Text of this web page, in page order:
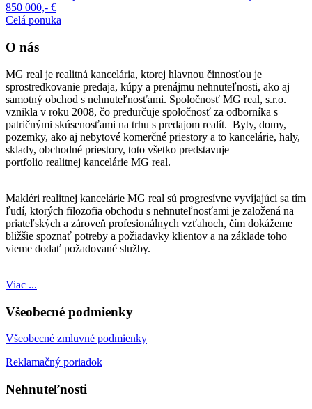
850 000,- €
Celá ponuka
O nás
MG real je realitná kancelária, ktorej hlavnou činnosťou je
sprostredkovanie predaja, kúpy a prenájmu nehnuteľnosti, ako aj
samotný obchod s nehnuteľnosťami. Spoločnosť MG real, s.r.o.
vznikla v roku 2008, čo predurčuje spoločnosť za odborníka s
patričnými skúsenosťami na trhu s predajom realít. Byty, domy,
pozemky, ako aj nebytové komerčné priestory a to kancelárie, haly,
sklady, obchodné priestory, toto všetko predstavuje
portfolio realitnej kancelárie MG real.
Makléri realitnej kancelárie MG real sú progresívne vyvíjajúci sa tím
ľudí, ktorých filozofia obchodu s nehnuteľnosťami je založená na
priateľských a zároveň profesionálnych vzťahoch, čím dokážeme
bližšie spoznať potreby a požiadavky klientov a na základe toho
vieme dodať požadované služby.
Viac ...
Všeobecné podmienky
Všeobecné zmluvné podmienky
Reklamačný poriadok
Nehnuteľnosti